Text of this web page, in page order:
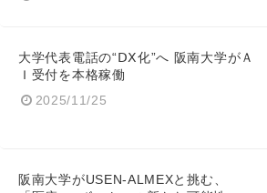
大学代表電話の“ⅮⅩ化”へ 阪南大学がＡ
Ｉ受付を本格稼働
2025/11/25
阪南大学がUSEN-ALMEXと挑む、
Japanese
English